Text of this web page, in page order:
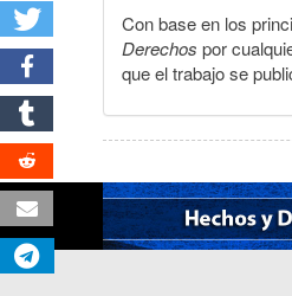
Con base en los
Derechos por
que el trabajo se